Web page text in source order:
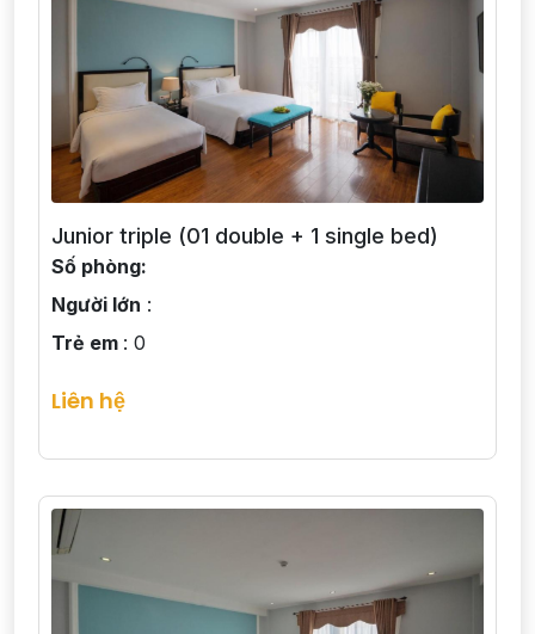
Junior triple (01 double + 1 single bed)
Số phòng:
Người lớn :
Trẻ em : 0
Liên hệ